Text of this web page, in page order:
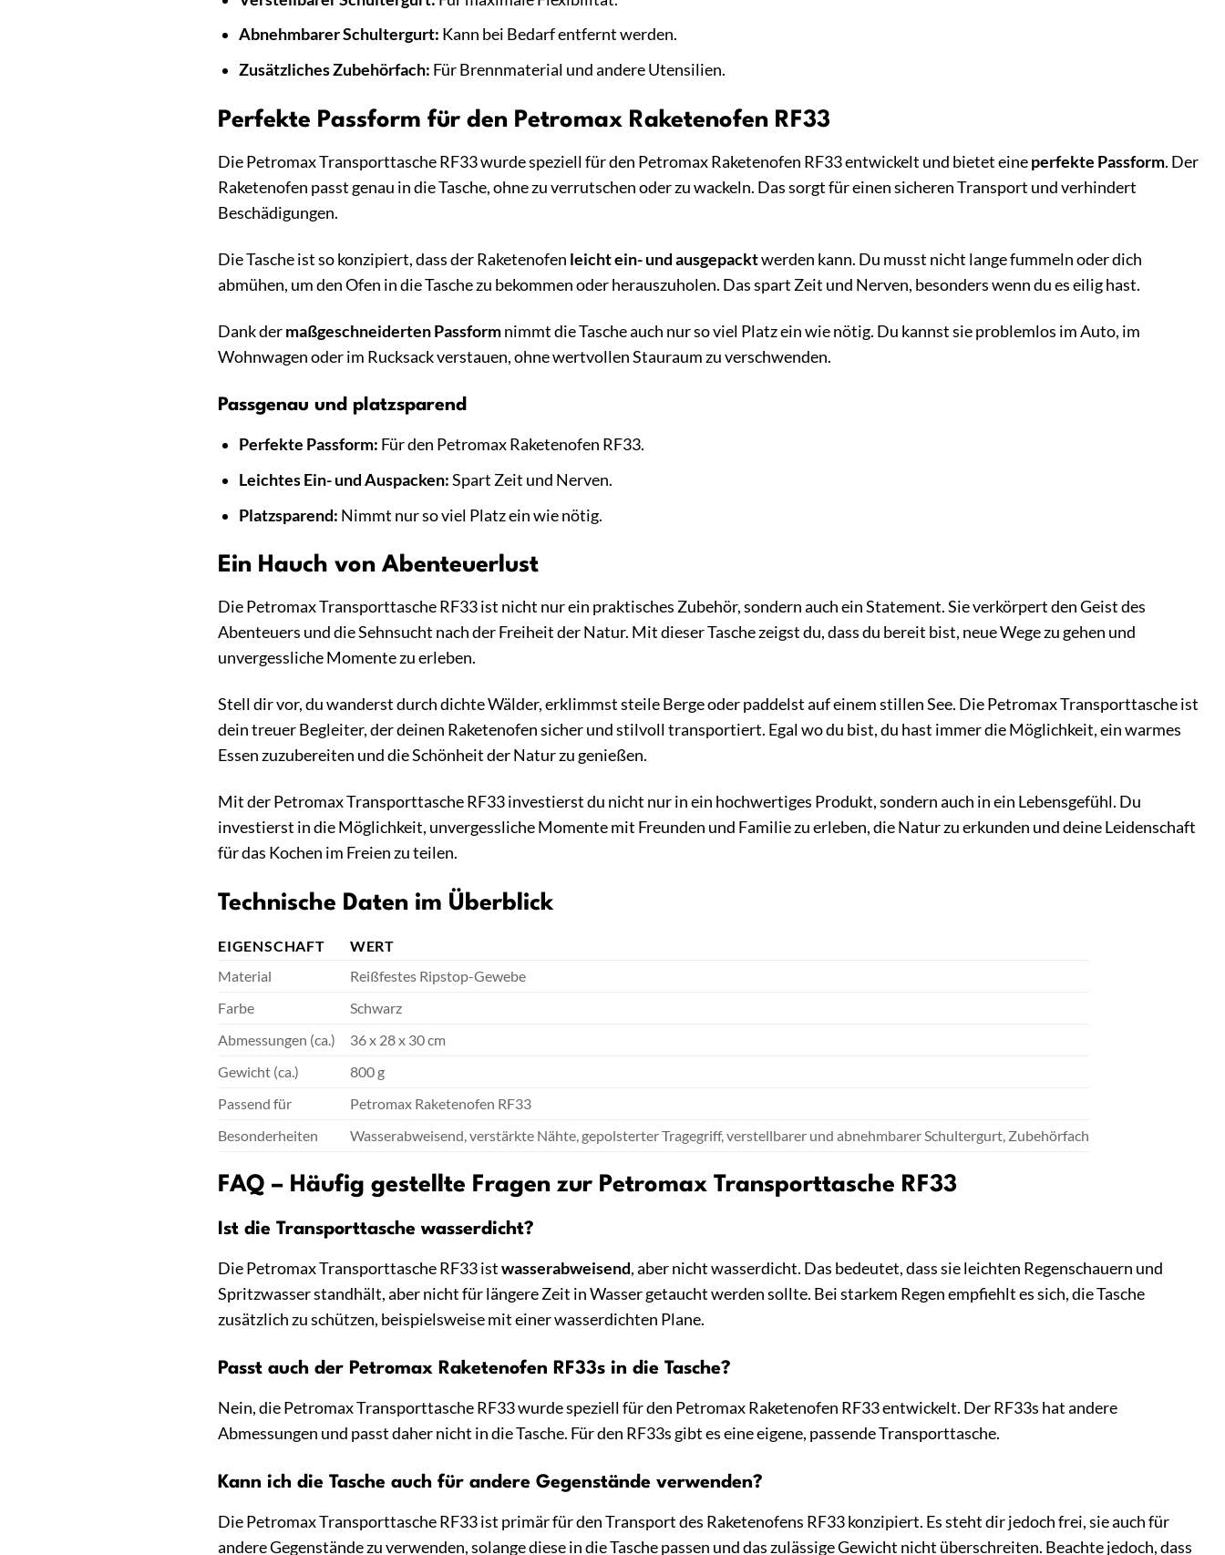
Abnehmbarer Schultergurt: Kann bei Bedarf entfernt werden.
Zusätzliches Zubehörfach: Für Brennmaterial und andere Utensilien.
Perfekte Passform für den Petromax Raketenofen RF33
Die Petromax Transporttasche RF33 wurde speziell für den Petromax Raketenofen RF33 entwickelt und bietet eineperfekte Passform. Der
Raketenofen passt genau in die Tasche, ohne zu verrutschen oder zu wackeln. Das sorgt für einen sicheren Transport und verhindert
Beschädigungen.
Die Tasche ist so konzipiert, dass der Raketenofen leicht ein- und ausgepacktwerden kann. Du musst nicht lange fummeln oder dich
abmühen, um den Ofen in die Tasche zu bekommen oder herauszuholen. Das spart Zeit und Nerven, besonders wenn du es eilig hast.
Dank dermaßgeschneiderten Passformnimmt die Tasche auch nur so viel Platz ein wie nötig. Du kannst sie problemlos im Auto, im
Wohnwagen oder im Rucksack verstauen, ohne wertvollen Stauraum zu verschwenden.
Passgenau und platzsparend
Perfekte Passform: Für den Petromax Raketenofen RF33.
Leichtes Ein- und Auspacken:Spart Zeit und Nerven.
Platzsparend: Nimmt nur so viel Platz ein wie nötig.
Ein Hauch von Abenteuerlust
Die Petromax Transporttasche RF33 ist nicht nur ein praktisches Zubehör, sondern auch ein Statement. Sie verkörpert den Geist des
Abenteuers und die Sehnsucht nach der Freiheit der Natur. Mit dieser Tasche zeigst du, dass du bereit bist, neue Wege zu gehen und
unvergessliche Momente zu erleben.
Stell dir vor, du wanderst durch dichte Wälder, erklimmst steile Berge oder paddelst auf einem stillen See. Die Petromax Transporttasche ist
dein treuer Begleiter, der deinen Raketenofen sicher und stilvoll transportiert. Egal wo du bist, du hast immer die Möglichkeit, ein warmes
Essen zuzubereiten und die Schönheit der Natur zu genießen.
Mit der Petromax Transporttasche RF33 investierst du nicht nur in ein hochwertiges Produkt, sondern auch in ein Lebensgefühl. Du
investierst in die Möglichkeit, unvergessliche Momente mit Freunden und Familie zu erleben, die Natur zu erkunden und deine Leidenschaft
für das Kochen im Freien zu teilen.
Technische Daten im Überblick
EIGENSCHAFT
WERT
Material
Reißfestes Ripstop-Gewebe
Farbe
Schwarz
Abmessungen (ca.)
36 x 28 x 30 cm
Gewicht (ca.)
800 g
Passend für
Petromax Raketenofen RF33
Besonderheiten
Wasserabweisend, verstärkte Nähte, gepolsterter Tragegriff, verstellbarer und abnehmbarer Schultergurt, Zubehörfach
FAQ – Häufig gestellte Fragen zur Petromax Transporttasche RF33
Ist die Transporttasche wasserdicht?
Die Petromax Transporttasche RF33 istwasserabweisend, aber nicht wasserdicht. Das bedeutet, dass sie leichten Regenschauern und
Spritzwasser standhält, aber nicht für längere Zeit in Wasser getaucht werden sollte. Bei starkem Regen empfiehlt es sich, die Tasche
zusätzlich zu schützen, beispielsweise mit einer wasserdichten Plane.
Passt auch der Petromax Raketenofen RF33s in die Tasche?
Nein, die Petromax Transporttasche RF33 wurde speziell für den Petromax Raketenofen RF33 entwickelt. Der RF33s hat andere
Abmessungen und passt daher nicht in die Tasche. Für den RF33s gibt es eine eigene, passende Transporttasche.
Kann ich die Tasche auch für andere Gegenstände verwenden?
Die Petromax Transporttasche RF33 ist primär für den Transport des Raketenofens RF33 konzipiert. Es steht dir jedoch frei, sie auch für
andere Gegenstände zu verwenden, solange diese in die Tasche passen und das zulässige Gewicht nicht überschreiten. Beachte jedoch, dass